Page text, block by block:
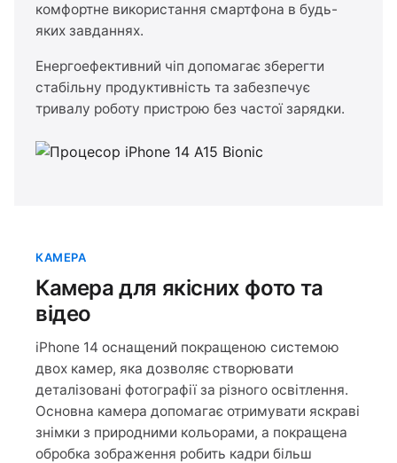
комфортне використання смартфона в будь-
яких завданнях.
Енергоефективний чіп допомагає зберегти
стабільну продуктивність та забезпечує
тривалу роботу пристрою без частої зарядки.
КАМЕРА
Камера для якісних фото та
відео
iPhone 14 оснащений покращеною системою
двох камер, яка дозволяє створювати
деталізовані фотографії за різного освітлення.
Основна камера допомагає отримувати яскраві
знімки з природними кольорами, а покращена
обробка зображення робить кадри більш